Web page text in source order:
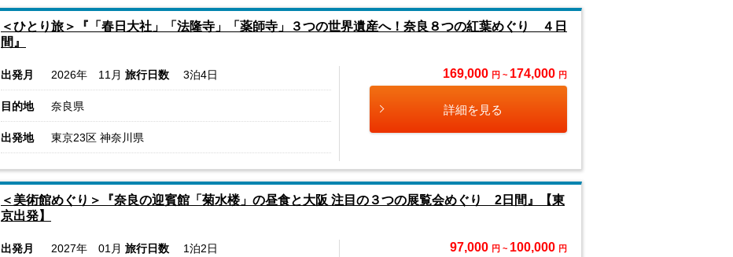
＜ひとり旅＞『「春日大社」「法隆寺」「薬師寺」３つの世界遺産へ！奈良８つの紅葉めぐり ４日
間』
出発月 2026年 11月 旅行日数 3泊4日
目的地 奈良県
出発地 東京23区 神奈川県
169,000 円 ~ 174,000 円
詳細を見る
＜美術館めぐり＞『奈良の迎賓館「菊水楼」の昼食と大阪 注目の３つの展覧会めぐり 2日間』【東
京出発】
出発月 2027年 01月 旅行日数 1泊2日 97,000 円 ~ 100,000 円